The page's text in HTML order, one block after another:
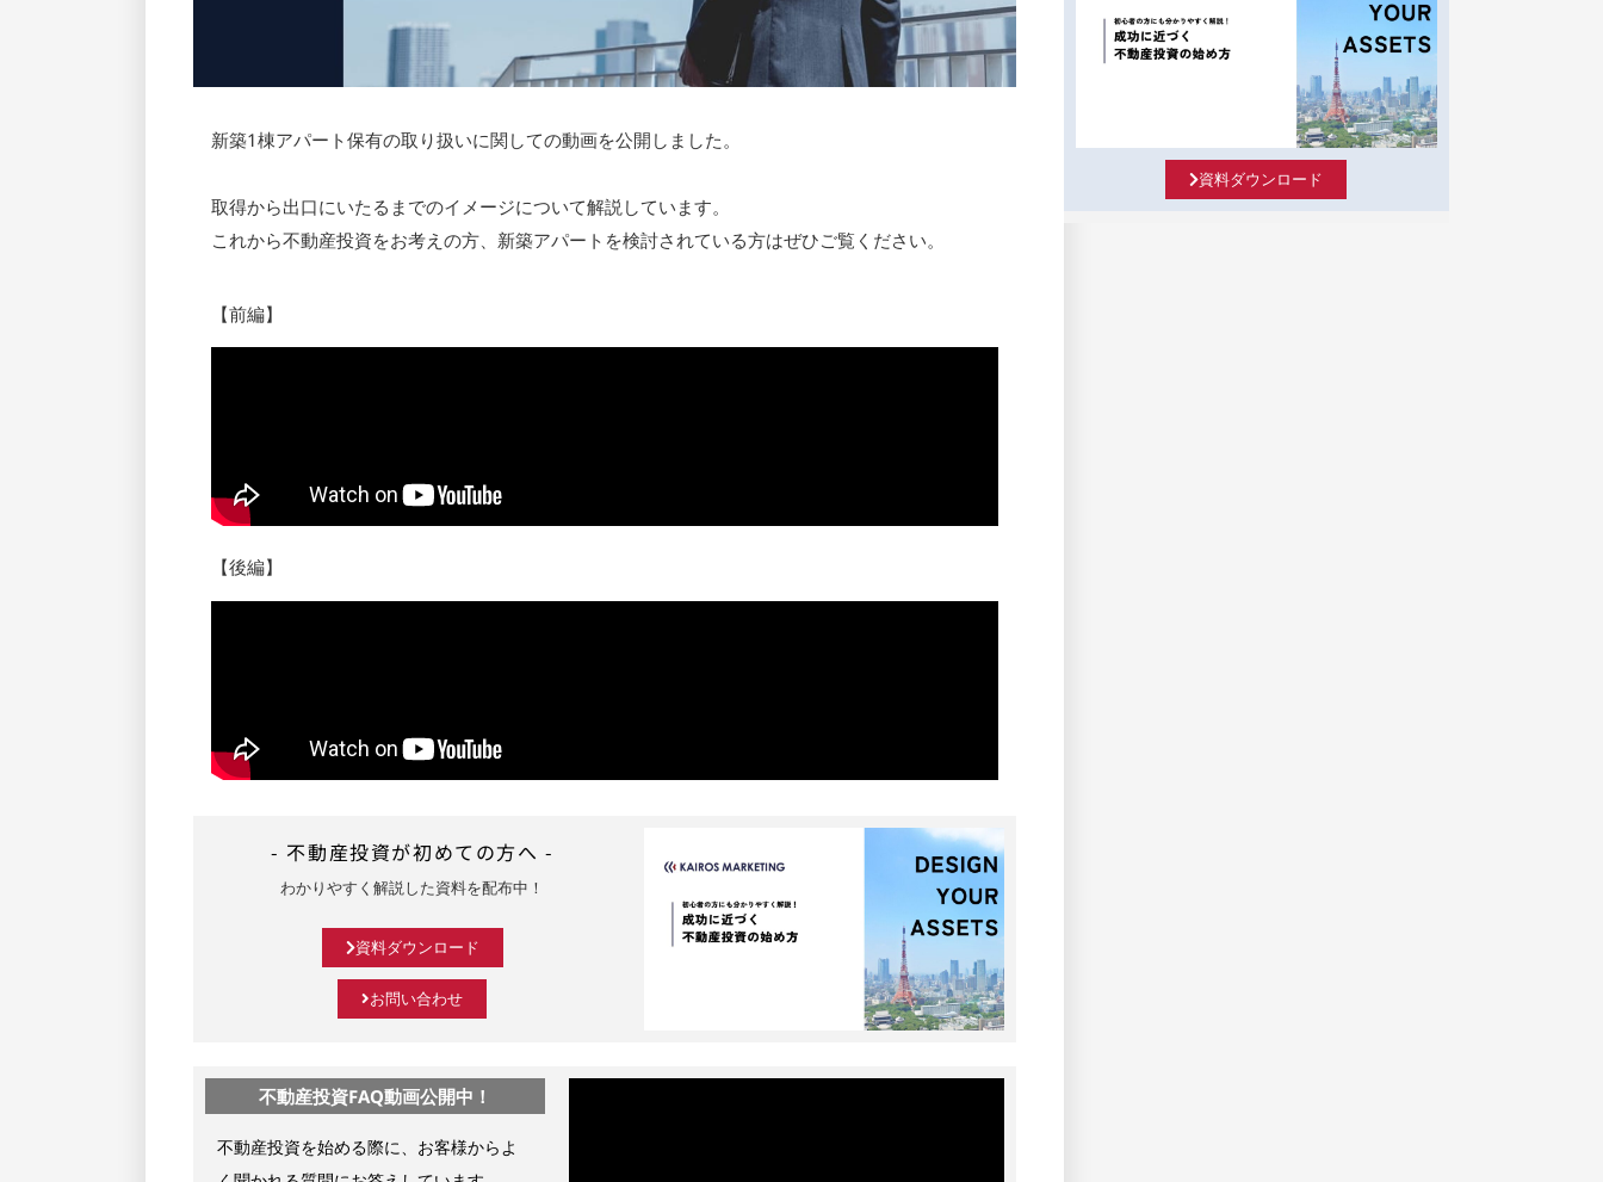
新築1棟アパート保有の取り扱いに関しての動画を公開しました。
取得から出口にいたるまでのイメージについて解説しています。
これから不動産投資をお考えの方、新築アパートを検討されている方はぜひご覧ください。
【前編】
【後編】
- 不動産投資が初めての方へ -
わかりやすく解説した資料を配布中！
資料ダウンロード
お問い合わせ
不動産投資FAQ動画公開中！
不動産投資を始める際に、お客様からよ
資料ダウンロード